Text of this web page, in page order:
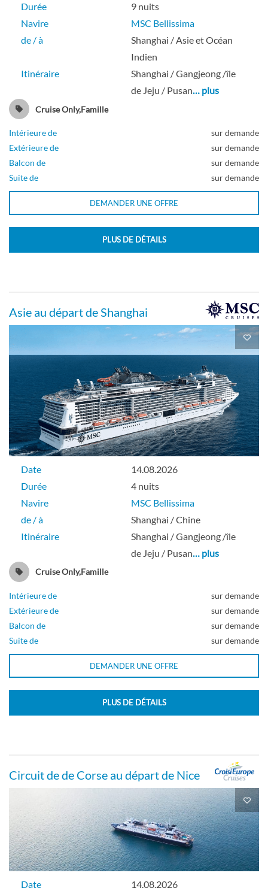
Durée
9 nuits
Navire
MSC Bellissima
de / à
Shanghai / Asie et Océan
Indien
Itinéraire
Shanghai / Gangjeong /île
de Jeju / Pusan… plus
Cruise Only,Famille
Intérieure de
sur demande
Extérieure de
sur demande
Balcon de
sur demande
Suite de
sur demande
DEMANDER UNE OFFRE
PLUS DE DÉTAILS
Asie au départ de Shanghai
Date
14.08.2026
Durée
4 nuits
Navire
MSC Bellissima
de / à
Shanghai / Chine
Itinéraire
Shanghai / Gangjeong /île
de Jeju / Pusan… plus
Cruise Only,Famille
Intérieure de
sur demande
Extérieure de
sur demande
Balcon de
sur demande
Suite de
sur demande
DEMANDER UNE OFFRE
PLUS DE DÉTAILS
Circuit de de Corse au départ de Nice
Date 14.08.2026